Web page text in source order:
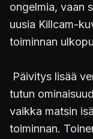
ongelmia, vaan
uusia Killcam-
toiminnan
Päivitys lisää
tutun
vaikka matsin
toiminnan.